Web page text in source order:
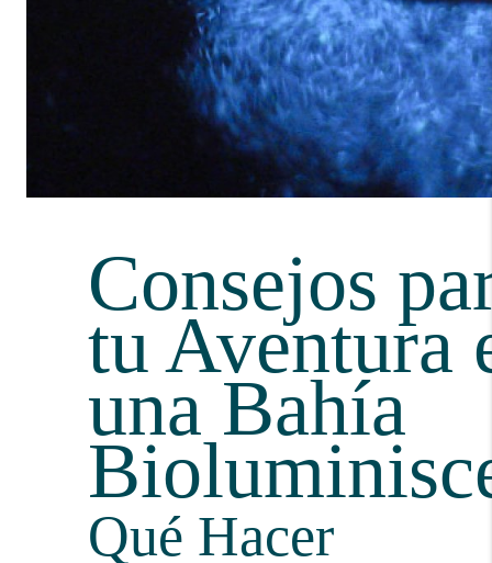
Consejos
tu Aventura
una Bahía
Qué Hacer